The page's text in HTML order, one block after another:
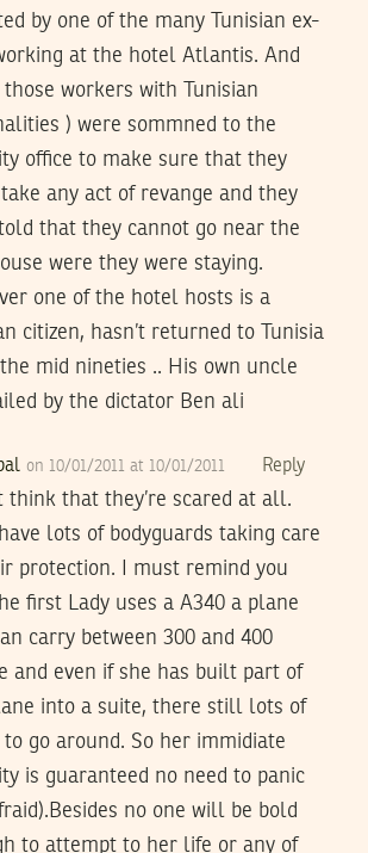
by one of the many Tunisian ex-
at the hotel Atlantis. And
those workers with Tunisian
) were sommned to the
office to make sure that they
take any act of revange and they
that they cannot go near the
were they were staying.
one of the hotel hosts is a
citizen, hasn’t returned to Tunisia
mid nineties .. His own uncle
by the dictator Ben ali
on 10/01/2011 at 10/01/2011 Reply
think that they’re scared at all.
have lots of bodyguards taking care
protection. I must remind you
first Lady uses a A340 a plane
carry between 300 and 400
and even if she has built part of
into a suite, there still lots of
to go around. So her immidiate
is guaranteed no need to panic
no one will be bold
to attempt to her life or any of